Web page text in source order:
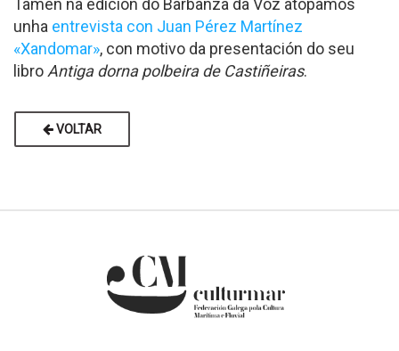
Tamén na edición do Barbanza da Voz atopamos
unha entrevista con Juan Pérez Martínez
«Xandomar», con motivo da presentación do seu
libro Antiga dorna polbeira de Castiñeiras.
VOLTAR